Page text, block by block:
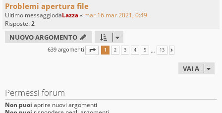
Problemi apertura file
Ultimo messaggiodaLazza« mar 16 mar 2021, 0:49
Risposte:2
NUOVO ARGOMENTO
639 argomenti PAGINA 1DI 13
1 2 3 4 5 … 13
VAI A
Permessi forum
Non puoi aprire nuovi argomenti